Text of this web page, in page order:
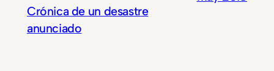
Crónica de un desastre
anunciado